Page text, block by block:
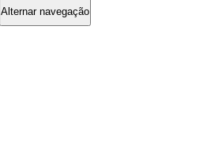
Alternar navegação